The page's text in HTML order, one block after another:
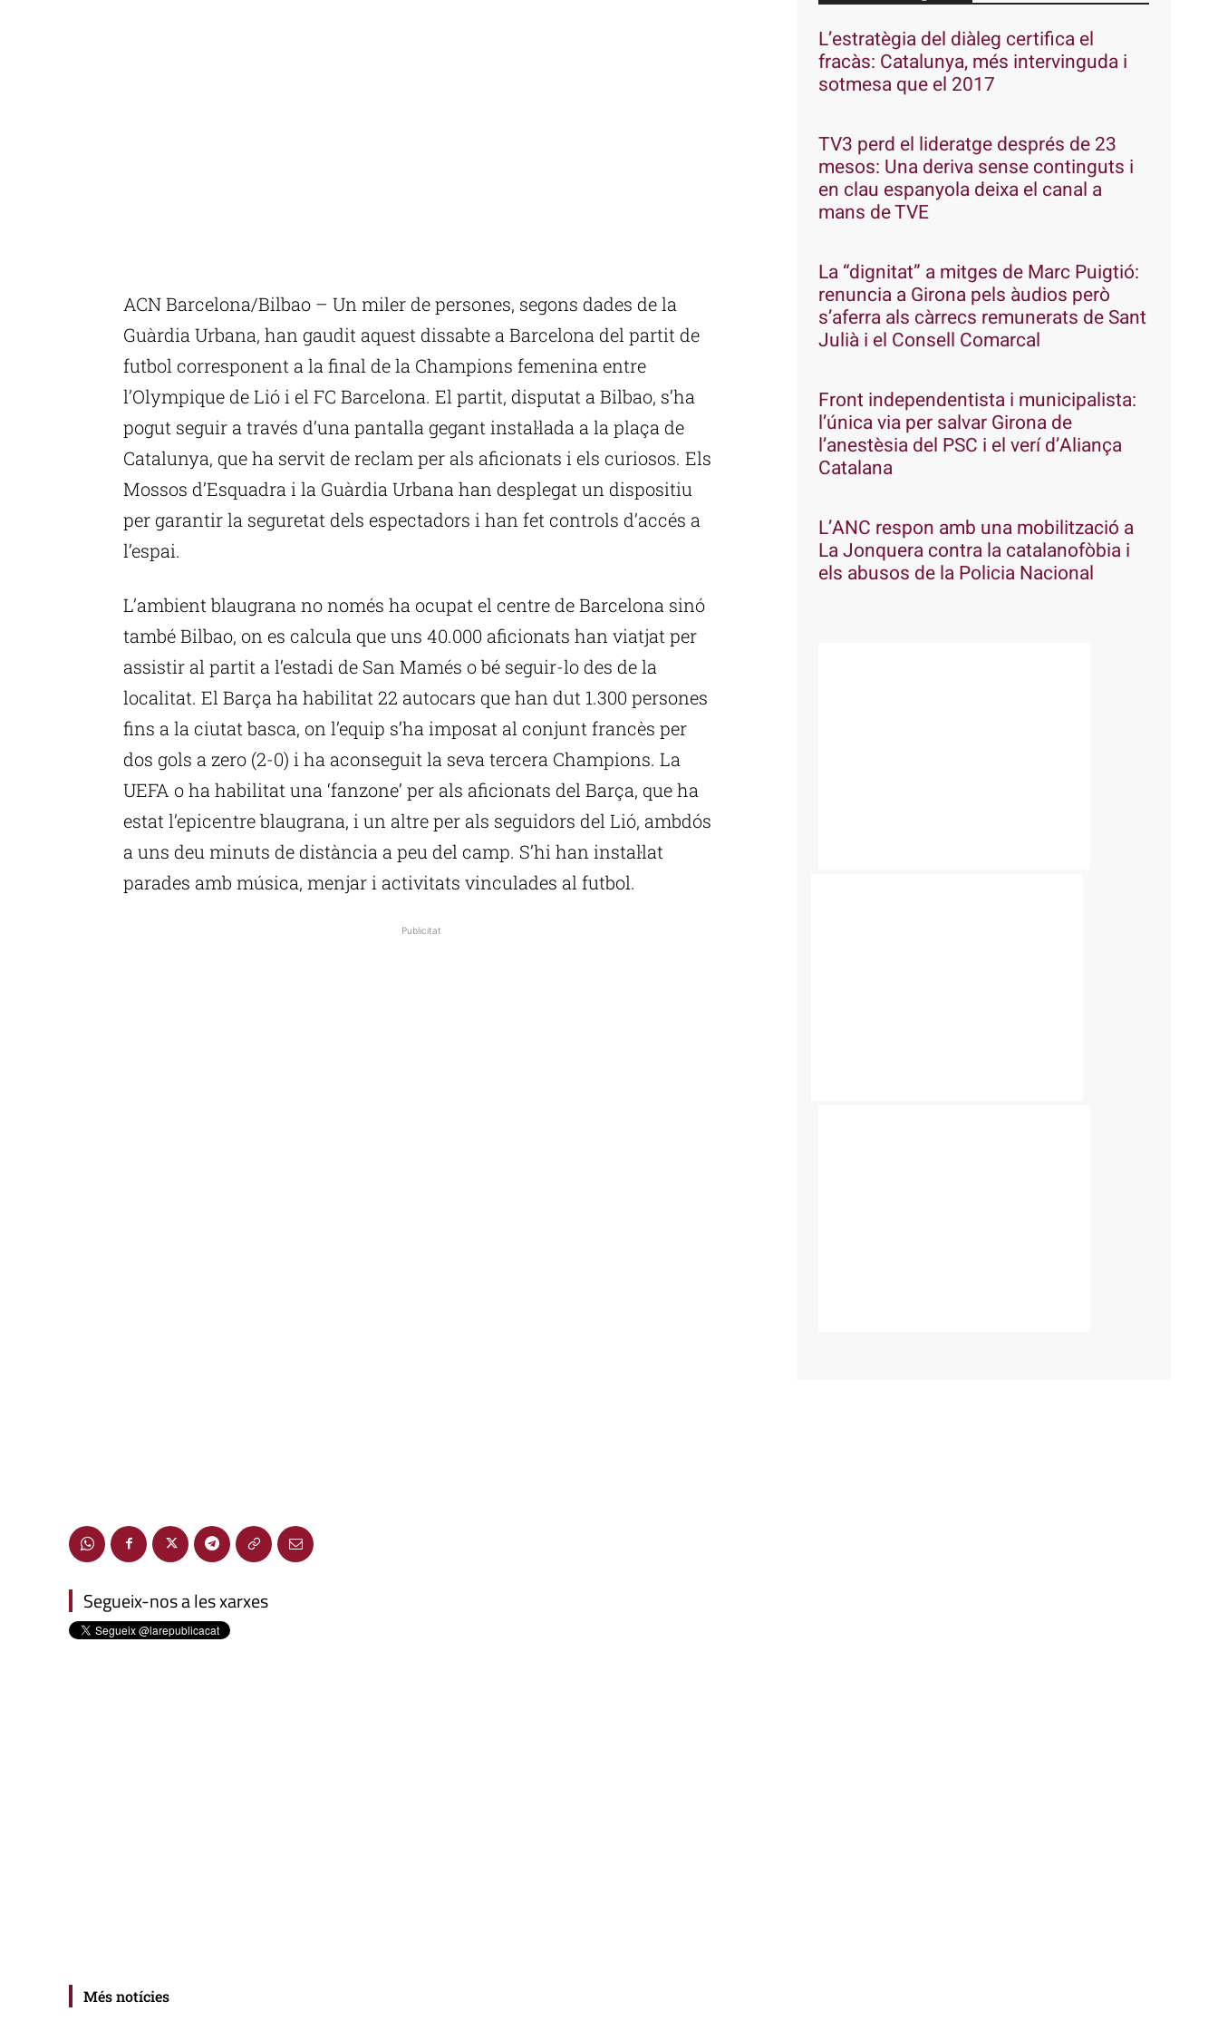
ACN Barcelona/Bilbao – Un miler de persones, segons dades de la
Guàrdia Urbana, han gaudit aquest dissabte a Barcelona del partit de
futbol corresponent a la final de la Champions femenina entre
l’Olympique de Lió i el FC Barcelona. El partit, disputat a Bilbao, s’ha
pogut seguir a través d’una pantalla gegant instal·lada a la plaça de
Catalunya, que ha servit de reclam per als aficionats i els curiosos. Els
Mossos d’Esquadra i la Guàrdia Urbana han desplegat un dispositiu
per garantir la seguretat dels espectadors i han fet controls d’accés a
l’espai.
L’ambient blaugrana no només ha ocupat el centre de Barcelona sinó
també Bilbao, on es calcula que uns 40.000 aficionats han viatjat per
assistir al partit a l’estadi de San Mamés o bé seguir-lo des de la
localitat. El Barça ha habilitat 22 autocars que han dut 1.300 persones
fins a la ciutat basca, on l’equip s’ha imposat al conjunt francès per
dos gols a zero (2-0) i ha aconseguit la seva tercera Champions. La
UEFA o ha habilitat una ‘fanzone’ per als aficionats del Barça, que ha
estat l’epicentre blaugrana, i un altre per als seguidors del Lió, ambdós
a uns deu minuts de distància a peu del camp. S’hi han instal·lat
parades amb música, menjar i activitats vinculades al futbol.
Publicitat
Segueix-nos a les xarxes
Més notícies
L’estratègia del diàleg certifica el
fracàs: Catalunya, més intervinguda i
sotmesa que el 2017
TV3 perd el lideratge després de 23
mesos: Una deriva sense continguts i
en clau espanyola deixa el canal a
mans de TVE
La “dignitat” a mitges de Marc Puigtió:
renuncia a Girona pels àudios però
s’aferra als càrrecs remunerats de Sant
Julià i el Consell Comarcal
Front independentista i municipalista:
l’única via per salvar Girona de
l’anestèsia del PSC i el verí d’Aliança
Catalana
L’ANC respon amb una mobilització a
La Jonquera contra la catalanofòbia i
els abusos de la Policia Nacional